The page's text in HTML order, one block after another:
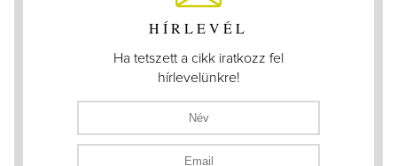
HÍRLEVÉL
Ha tetszett a cikk iratkozz fel
hírlevelünkre!